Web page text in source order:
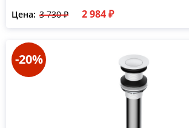
Цена: 3 730 ₽ 2 984 ₽
-20%